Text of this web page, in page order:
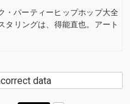
・パーティーヒップホップ大全
リングは、得能直也。アート
data